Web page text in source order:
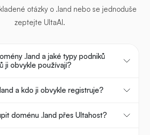
otázky o .land nebo se jednoduše
zeptejte UltaAI.
.land a jaké typy podniků
ji obvykle používají?
a kdo ji obvykle registruje?
doménu .land přes Ultahost?